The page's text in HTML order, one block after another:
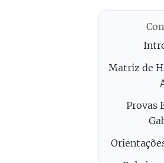
N
Matriz de
Provas